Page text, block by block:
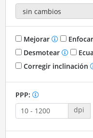
Mejorar Enfocar
Desmotear
Corregir inclinación
PPP:
dpi